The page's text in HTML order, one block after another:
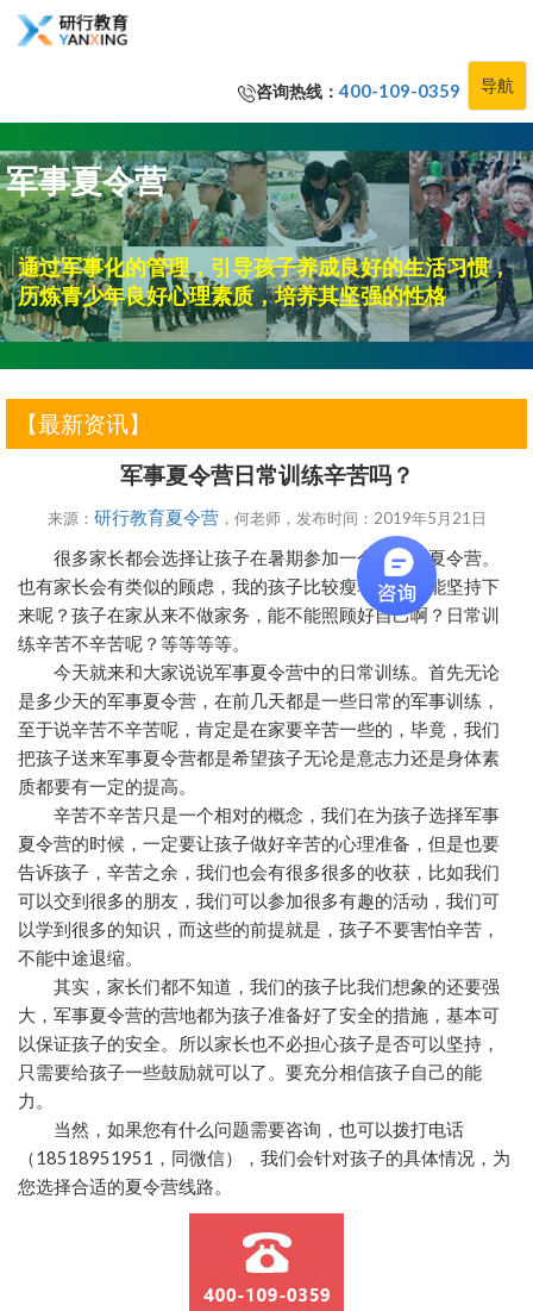
导航
咨询热线： 400-109-0359
军事夏令营
通过军事化的管理，引导孩子养成良好的生活习惯，
历炼青少年良好心理素质，培养其坚强的性格
【最新资讯】
军事夏令营日常训练辛苦吗？
来源： 研行教育夏令营，何老师，发布时间：2019年5月21日
很多家长都会选择让孩子在暑期参加一个军事的夏令营。
也有家长会有类似的顾虑，我的孩子比较瘦弱，能不能坚持下
来呢？孩子在家从来不做家务，能不能照顾好自己啊？日常训
练辛苦不辛苦呢？等等等等。
今天就来和大家说说军事夏令营中的日常训练。首先无论
是多少天的军事夏令营，在前几天都是一些日常的军事训练，
至于说辛苦不辛苦呢，肯定是在家要辛苦一些的，毕竟，我们
把孩子送来军事夏令营都是希望孩子无论是意志力还是身体素
质都要有一定的提高。
辛苦不辛苦只是一个相对的概念，我们在为孩子选择军事
夏令营的时候，一定要让孩子做好辛苦的心理准备，但是也要
告诉孩子，辛苦之余，我们也会有很多很多的收获，比如我们
可以交到很多的朋友，我们可以参加很多有趣的活动，我们可
以学到很多的知识，而这些的前提就是，孩子不要害怕辛苦，
不能中途退缩。
其实，家长们都不知道，我们的孩子比我们想象的还要强
大，军事夏令营的营地都为孩子准备好了安全的措施，基本可
以保证孩子的安全。所以家长也不必担心孩子是否可以坚持，
只需要给孩子一些鼓励就可以了。要充分相信孩子自己的能
力。
当然，如果您有什么问题需要咨询，也可以拨打电话
（18518951951，同微信），我们会针对孩子的具体情况，为
您选择合适的夏令营线路。